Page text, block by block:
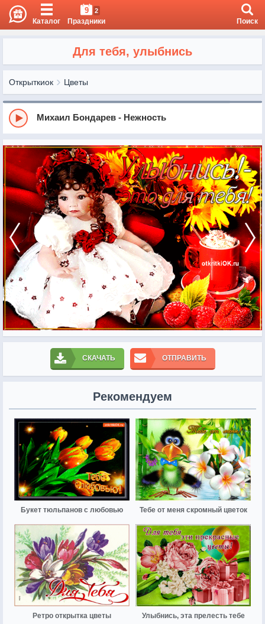
Каталог
9 2
Праздники Поиск
Для тебя, улыбнись
Открыткиок Цветы
Михаил Бондарев - Нежность
СКАЧАТЬ ОТПРАВИТЬ
Рекомендуем
Букет тюльпанов с любовью Тебе от меня скромный цветок
Ретро открытка цветы Улыбнись, эта прелесть тебе